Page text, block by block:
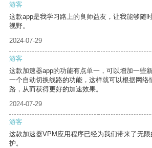
游客
这款app是我学习路上的良师益友，让我能够随
视野。
2024-07-29
游客
这款加速器app的功能有点单一，可以增加一些
一个自动切换线路的功能，这样就可以根据网络
路，从而获得更好的加速效果。
2024-07-29
游客
这款加速器VPM应用程序已经为我们带来了无
护。